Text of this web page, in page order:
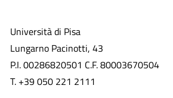
Università di Pisa
Lungarno Pacinotti, 43
P.I. 00286820501 C.F. 80003670504
T. +39 050 221 2111